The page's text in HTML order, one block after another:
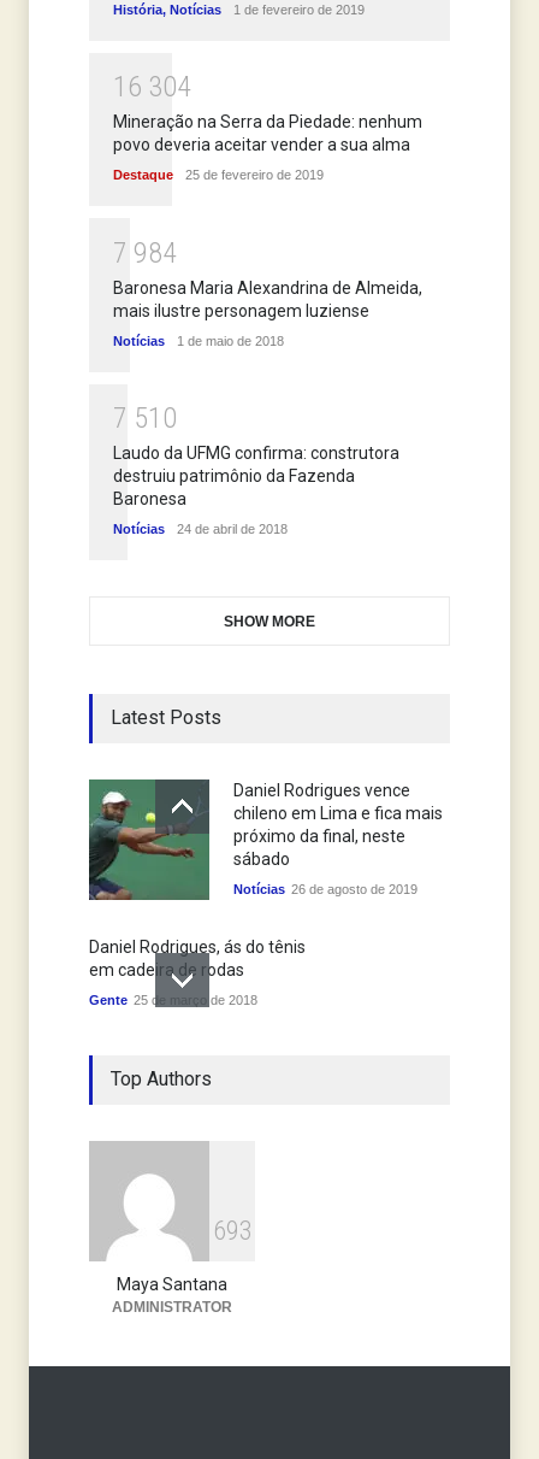
História, Notícias 1 de fevereiro de 2019
1 6 304
Mineração na Serra da Piedade: nenhum
povo deveria aceitar vender a sua alma
Destaque 25 de fevereiro de 2019
7 984
Baronesa Maria Alexandrina de Almeida,
mais ilustre personagem luziense
Notícias 1 de maio de 2018
7 51 0
Laudo da UFMG confirma: construtora
destruiu patrimônio da Fazenda
Baronesa
Notícias 24 de abril de 2018
SHOW MORE
Latest Posts
Daniel Rodrigues vence
chileno em Lima e fica mais
próximo da final, neste
sábado
Notícias 26 de agosto de 2019
Daniel Rodrigues, ás do tênis
em cadeira de rodas
Gente 25 de março de 2018
Top Authors
693
Maya Santana
ADMINISTRATOR